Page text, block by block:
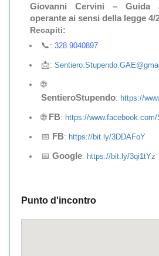
Giovanni Cervini – Guida
operante ai sensi della legge 4/
Recapiti:
📞 : 328.9040897
📩:
🌐
SentieroStupendo: https://
🌐 FB: https://
📅 FB: https://bit.ly/3DDAFoY
📅 Google: https://bit.ly/3qi1tYz
Punto d'incontro